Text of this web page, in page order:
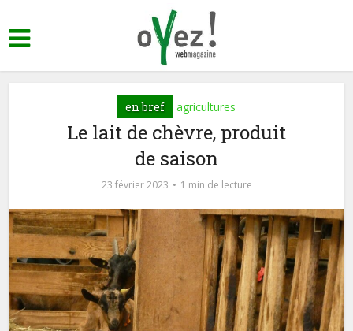
en bref agricultures
Le lait de chèvre, produit
de saison
23 février 2023 1 min de lecture